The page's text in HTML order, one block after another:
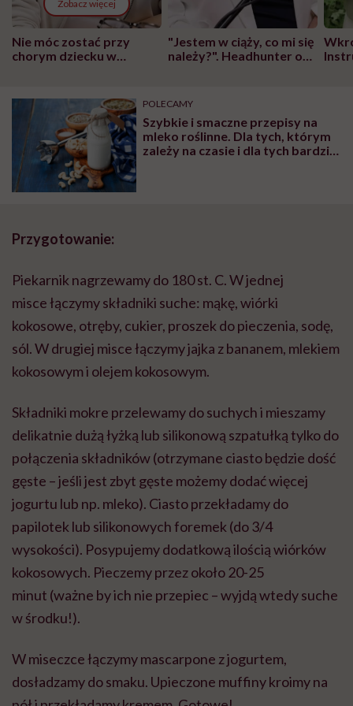
Zobacz więcej
Nie móc zostać przy
chorym dziecku w
może chyba tylko
głupota i brak
wyobraźni"
"Jestem w ciąży, co mi się
należy?". Headhunter o
pracy
POLECAMY
Szybkie i smaczne przepisy na
mleko roślinne. Dla tych, którym
zależy na czasie i dla tych bardziej
Przygotowanie:
Piekarnik nagrzewamy do 180 st. C. W jednej
misce łączymy składniki suche: mąkę, wiórki
kokosowe, otręby, cukier, proszek do pieczenia, sodę,
sól. W drugiej misce łączymy jajka z bananem, mlekiem
kokosowym i olejem kokosowym.
Składniki mokre przelewamy do suchych i mieszamy
delikatnie dużą łyżką lub silikonową szpatułką tylko do
połączenia składników (otrzymane ciasto będzie dość
gęste – jeśli jest zbyt gęste możemy dodać więcej
jogurtu lub np. mleko). Ciasto przekładamy do
papilotek lub silikonowych foremek (do 3/4
wysokości). Posypujemy dodatkową ilością wiórków
kokosowych. Pieczemy przez około 20-25
minut (ważne by ich nie przepiec – wyjdą wtedy suche
w środku!).
W miseczce łączymy mascarpone z jogurtem,
dosładzamy do smaku. Upieczone muffiny kroimy na